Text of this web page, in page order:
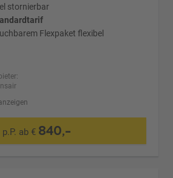
stornierbar
Flexpaket flexibel
p.P. ab € 840,-